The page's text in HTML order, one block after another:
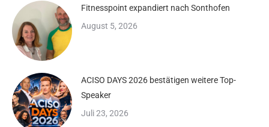
Fitnesspoint expandiert nach Sonthofen
August 5, 2026
ACISO DAYS 2026 bestätigen weitere Top-
Speaker
Juli 23, 2026